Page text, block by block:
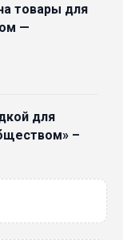
товары для
—
для
–
–